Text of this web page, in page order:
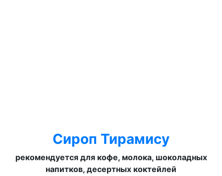
Сироп Тирамису
рекомендуется для кофе, молока, шоколадных
напитков, десертных коктейлей